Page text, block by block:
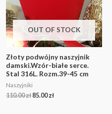
OUT OF STOCK
Złoty podwójny naszyjnik
damski.Wzór-białe serce.
Stal 316L. Rozm.39-45 cm
Naszyjniki
110.00zł 85.00zł